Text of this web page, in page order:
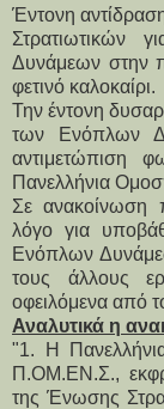
Έντονη
Στρατιωτικών
Δυνάμεων στην
φετινό καλοκαίρι.
Την έντονη
των Ενόπλων
αντιμετώπιση
Πανελλήνια
Σε ανακοίνωση
λόγο για
Ενόπλων
τους άλλους
οφειλόμενα από
Αναλυτικά η
"1. Η
Π.ΟΜ.ΕΝ.Σ.,
της Ένωσης